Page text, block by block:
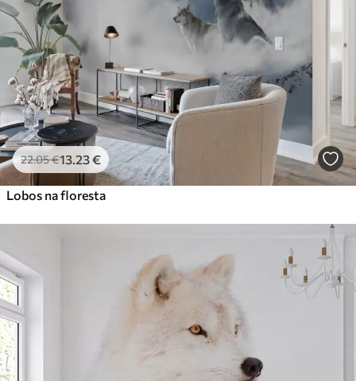
22.05€13.23€
Lobos na floresta